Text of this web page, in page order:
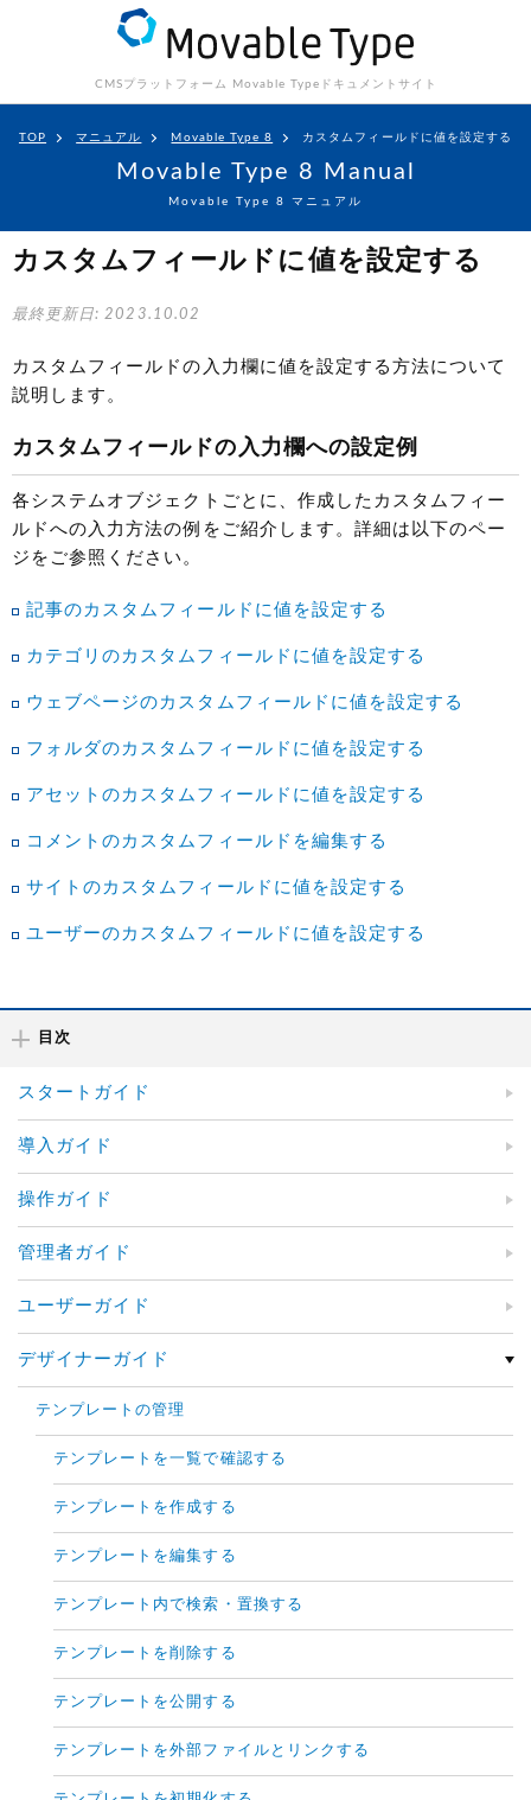
CMSプラットフォーム Movable Type ドキュメントサイト
TOP マニュアル Movable Type 8 カスタムフィールドに値を設定する
Movable Type 8 Manual
Movable Type 8 マニュアル
カスタムフィールドに値を設定する
最終更新日: 2023.10.02
カスタムフィールドの入力欄に値を設定する方法について
説明します。
カスタムフィールドの入力欄への設定例
各システムオブジェクトごとに、作成したカスタムフィー
ルドへの入力方法の例をご紹介します。詳細は以下のペー
ジをご参照ください。
記事のカスタムフィールドに値を設定する
カテゴリのカスタムフィールドに値を設定する
ウェブページのカスタムフィールドに値を設定する
フォルダのカスタムフィールドに値を設定する
アセットのカスタムフィールドに値を設定する
コメントのカスタムフィールドを編集する
サイトのカスタムフィールドに値を設定する
ユーザーのカスタムフィールドに値を設定する
目次
スタートガイド
導入ガイド
操作ガイド
管理者ガイド
ユーザーガイド
デザイナーガイド
テンプレートの管理
テンプレートを一覧で確認する
テンプレートを作成する
テンプレートを編集する
テンプレート内で検索・置換する
テンプレートを削除する
テンプレートを公開する
テンプレートを外部ファイルとリンクする